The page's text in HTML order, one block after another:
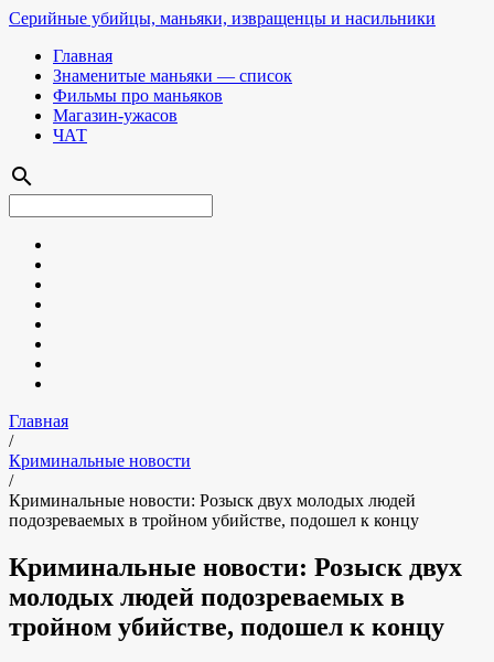
Серийные убийцы, маньяки, извращенцы и насильники
Главная
Знаменитые маньяки — список
Фильмы про маньяков
Магазин-ужасов
ЧАТ
search
Главная
/
Криминальные новости
/
Криминальные новости: Розыск двух молодых людей
подозреваемых в тройном убийстве, подошел к концу
Криминальные новости: Розыск двух
молодых людей подозреваемых в
тройном убийстве, подошел к концу